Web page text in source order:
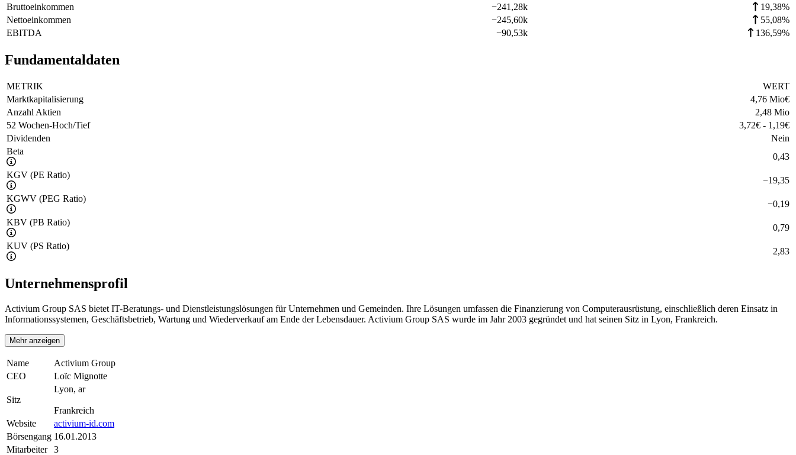
Bruttoeinkommen
−241,28k
19,38%
Nettoeinkommen
−245,60k
55,08%
EBITDA
−90,53k 136,59%
Fundamentaldaten
METRIK
WERT
Marktkapitalisierung
4,76 Mio€
Anzahl Aktien
2,48 Mio
52 Wochen-Hoch/Tief
3,72€ - 1,19€
Dividenden
Nein
Beta
0,43
KGV (PE Ratio)
−19,35
KGWV (PEG Ratio)
−0,19
KBV (PB Ratio)
0,79
KUV (PS Ratio)
2,83
Unternehmensprofil
Activium Group SAS bietet IT-Beratungs- und Dienstleistungslösungen für Unternehmen und Gemeinden. Ihre Lösungen umfassen die Finanzierung von Computerausrüstung, einschließlich deren Einsatz in
Informationssystemen, Geschäftsbetrieb, Wartung und Wiederverkauf am Ende der Lebensdauer. Activium Group SAS wurde im Jahr 2003 gegründet und hat seinen Sitz in Lyon, Frankreich.
Mehr anzeigen
Name
Activium Group
CEO
Loïc Mignotte
Sitz
Lyon, ar
Frankreich
Website
activium-id.com
Börsengang 16.01.2013
Mitarbeiter
3